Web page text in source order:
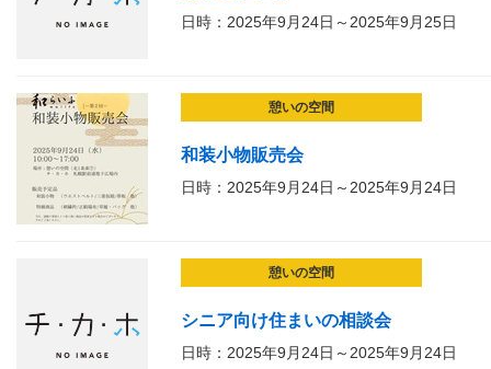
日時：2025年9月24日～2025年9月25日
憩いの空間
和装小物販売会
日時：2025年9月24日～2025年9月24日
憩いの空間
シニア向け住まいの相談会
日時：2025年9月24日～2025年9月24日